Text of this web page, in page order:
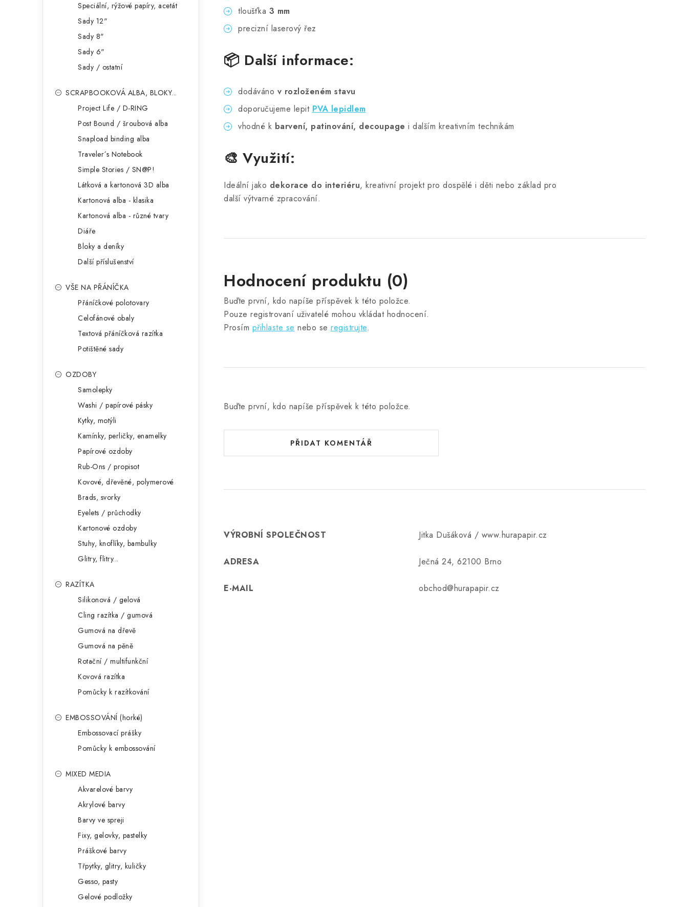
Speciální, rýžové papíry, acetát
Sady 12"
Sady 8"
Sady 6"
Sady / ostatní
SCRAPBOOKOVÁ ALBA, BLOKY...
Project Life / D-RING
Post Bound / šroubová alba
Snapload binding alba
Traveler´s Notebook
Simple Stories / SN@P!
Látková a kartonová 3D alba
Kartonová alba - klasika
Kartonová alba - různé tvary
Diáře
Bloky a deníky
Další příslušenství
VŠE NA PŘÁNÍČKA
Přáníčkové polotovary
Celofánové obaly
Textová přáníčková razítka
Potištěné sady
OZDOBY
Samolepky
Washi / papírové pásky
Kytky, motýli
Kamínky, perličky, enamelky
Papírové ozdoby
Rub-Ons / propisot
Kovové, dřevěné, polymerové
Brads, svorky
Eyelets / průchodky
Kartonové ozdoby
Stuhy, knoflíky, bambulky
Glitry, flitry...
RAZÍTKA
Silikonová / gelová
Cling razítka / gumová
Gumová na dřevě
Gumová na pěně
Rotační / multifunkční
Kovová razítka
Pomůcky k razítkování
EMBOSSOVÁNÍ (horké)
Embossovací prášky
Pomůcky k embossování
MIXED MEDIA
Akvarelové barvy
Akrylové barvy
Barvy ve spreji
Fixy, gelovky, pastelky
Práškové barvy
Třpytky, glitry, kuličky
Gesso, pasty
Gelové podložky
tloušťka 3 mm
precizní laserový řez
📦 Další informace:
dodáváno v rozloženém stavu
doporučujeme lepit PVA lepidlem
vhodné k barvení, patinování, decoupage i dalším kreativním technikám
🎨 Využití:
Ideální jako dekorace do interiéru, kreativní projekt pro dospělé i děti nebo základ pro
další výtvarné zpracování.
Hodnocení produktu (0)
Buďte první, kdo napíše příspěvek k této položce.
Pouze registrovaní uživatelé mohou vkládat hodnocení.
Prosím přihlaste se nebo se registrujte.
Buďte první, kdo napíše příspěvek k této položce.
PŘIDAT KOMENTÁŘ
VÝROBNÍ SPOLEČNOST Jitka Dušáková / www.hurapapir.cz
ADRESA Ječná 24, 62100 Brno
E-MAIL obchod@hurapapir.cz